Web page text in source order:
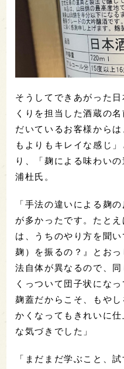
そうしてできあがった
くりを担当した酒蔵の
だいているお客様から
もよりもキレイな感じ
り、「麹による味わい
浦杜氏。
「手法の違いによる麹
が多かったです。たと
は、うちのやり方を聞
麹）を振るの？』とお
法自体が異なるので、
くっついて団子状にな
麹蓋だからこそ、もや
かくなってもきれいに
な気づきでした」
「まだまだ学ぶこと、